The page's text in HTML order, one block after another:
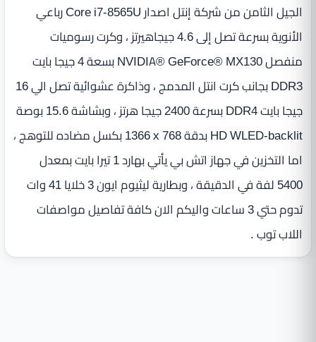
الجيل الثامن من شركة إنتل اصدار Core i7‎-8565U رباعي
الأنوية بسرعة تصل إلى 4.6 جيجاهيرتز ، وكرت رسوميات
منفصل NVIDIA® GeForce® MX130 بسعة 4 جيجا بايت
DDR3 بجانب كرت انتل المدمج ، وذاكرة عشوائية تصل الي 16
جيجا بايت DDR4 بسرعة 2400 جيجا هرتز ، وبشاشة 15.6 بوصة
HD WLED-backlit بدقة ‎1366 x 768 بكسل مضاده للتوهج ،
اما التخزين في جهاز اتش بي يأتي بهارد 1 تيرا بايت بمعدل
5400 لفة في الدقيقة ، وبطارية ليثيوم ايون 3 خلايا 41 وات
تدوم حتي 3 ساعات واليكم الان كافة تفاصيل مواصفات
اللاب توب .